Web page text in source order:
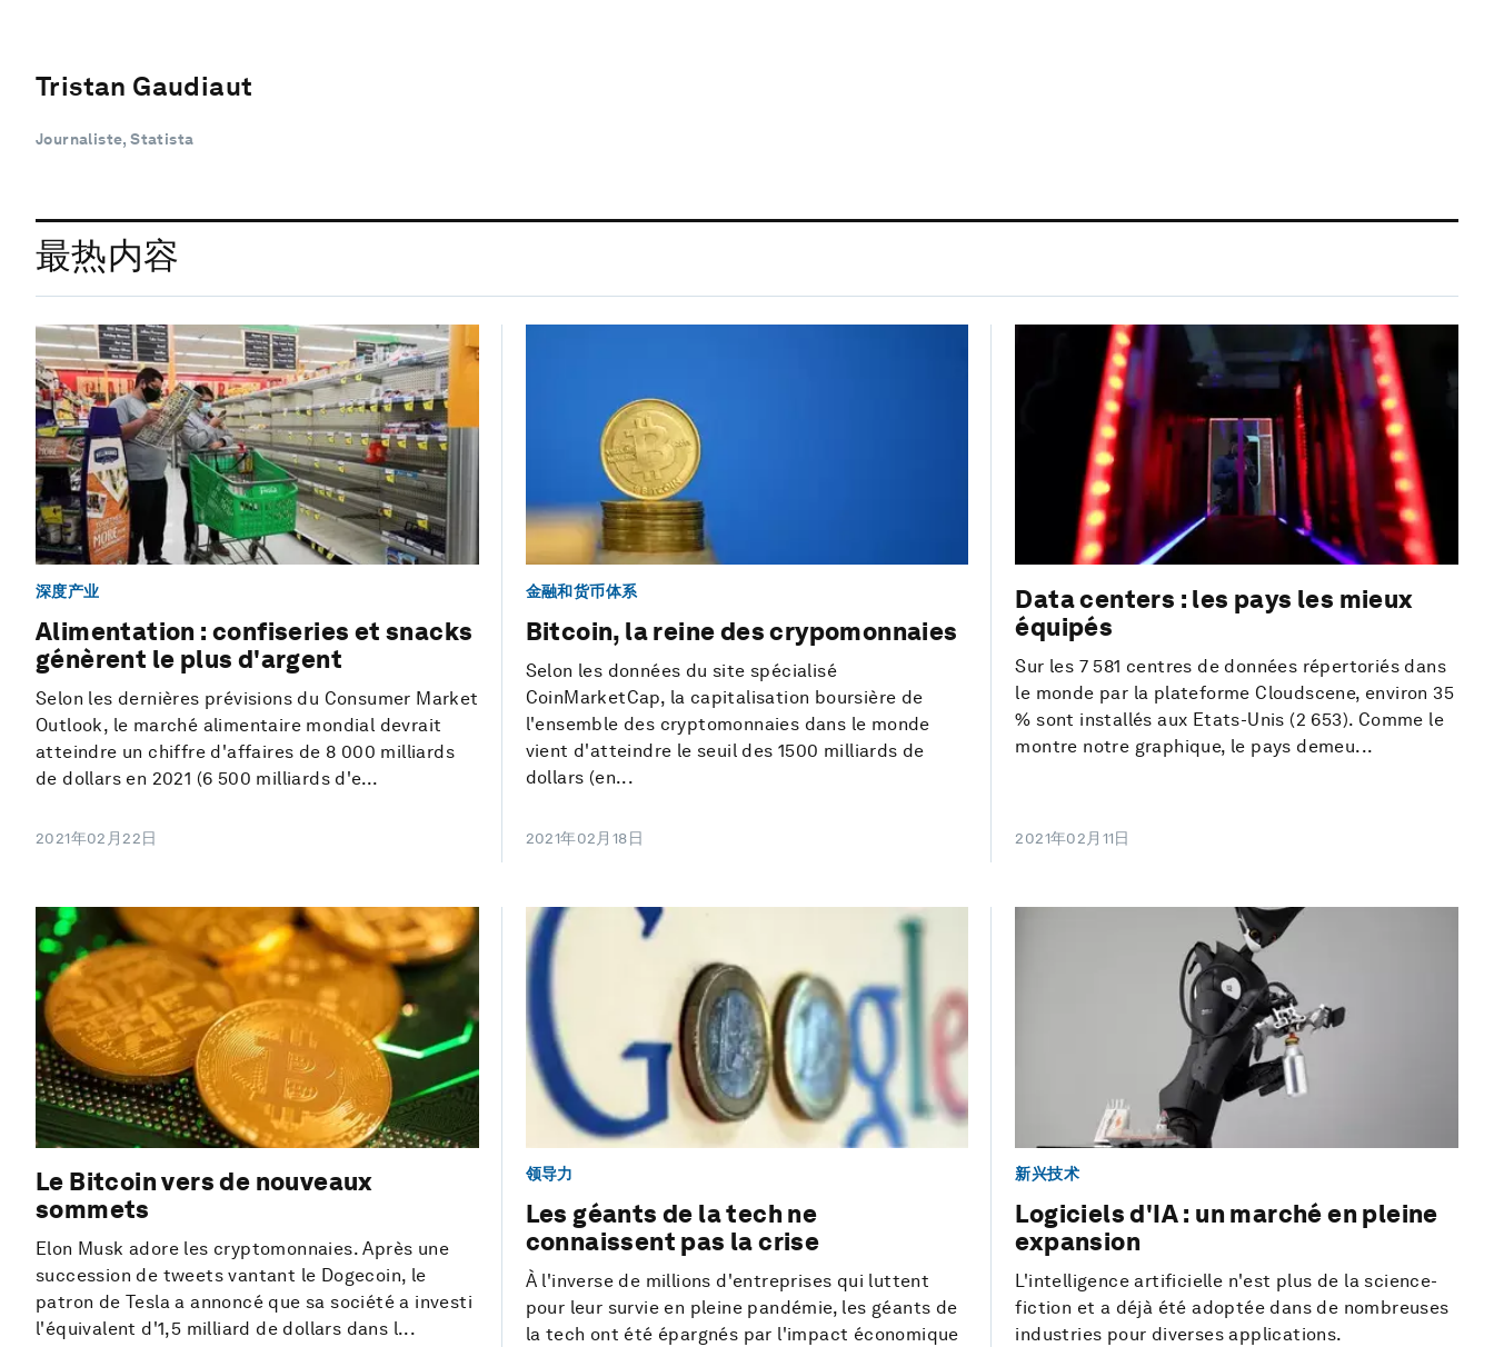
Tristan Gaudiaut
Journaliste, Statista
最热内容
深度产业
Alimentation : confiseries et snacks
génèrent le plus d'argent
Selon les dernières prévisions du Consumer Market
Outlook, le marché alimentaire mondial devrait
atteindre un chiffre d'affaires de 8 000 milliards
de dollars en 2021 (6 500 milliards d'e...
2021年02月22日
金融和货币体系
Bitcoin, la reine des crypomonnaies
Selon les données du site spécialisé
CoinMarketCap, la capitalisation boursière de
l'ensemble des cryptomonnaies dans le monde
vient d'atteindre le seuil des 1500 milliards de
dollars (en...
2021年02月18日
Data centers : les pays les mieux
équipés
Sur les 7 581 centres de données répertoriés dans
le monde par la plateforme Cloudscene, environ 35
% sont installés aux Etats-Unis (2 653). Comme le
montre notre graphique, le pays demeu...
2021年02月11日
Le Bitcoin vers de nouveaux
sommets
Elon Musk adore les cryptomonnaies. Après une
succession de tweets vantant le Dogecoin, le
patron de Tesla a annoncé que sa société a investi
l'équivalent d'1,5 milliard de dollars dans l...
领导力
Les géants de la tech ne
connaissent pas la crise
À l'inverse de millions d'entreprises qui luttent
pour leur survie en pleine pandémie, les géants de
la tech ont été épargnés par l'impact économique
新兴技术
Logiciels d'IA : un marché en pleine
expansion
L'intelligence artificielle n'est plus de la science-
fiction et a déjà été adoptée dans de nombreuses
industries pour diverses applications.